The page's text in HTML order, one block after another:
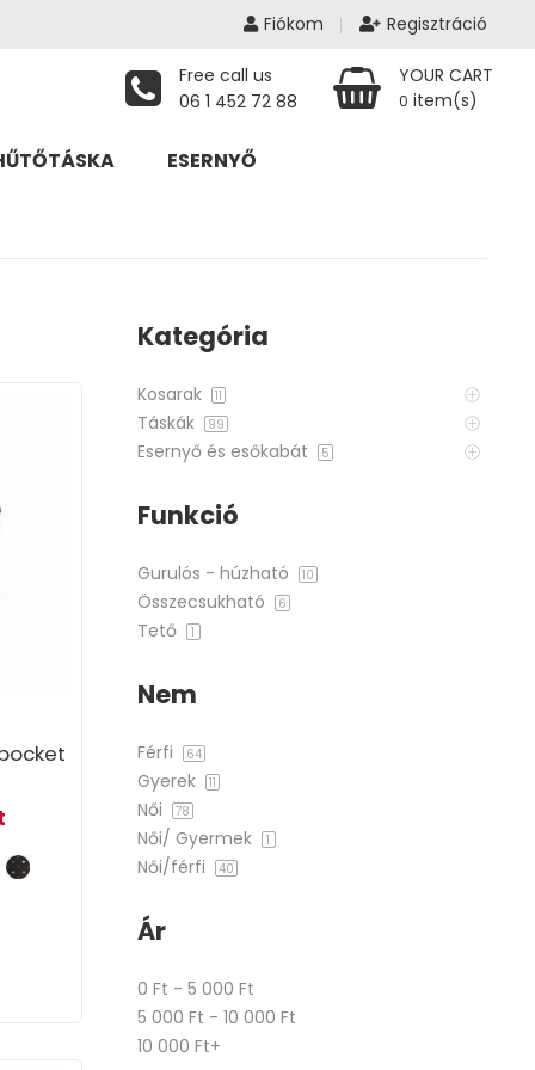
Fiókom Regisztráció
Free call us
06 1 452 72 88
YOUR CART
0 item(s)
ESERNYŐ
was: 8 990 Ft.
Current price is: 7 190 Ft.
Kategória
Kosarak 11
Táskák 99
Esernyő és esőkabát 5
Funkció
Gurulós - húzható 10
Összecsukható 6
Tető 1
Nem
Férfi 64
Gyerek 11
Női 78
Női/ Gyermek 1
Női/férfi 40
Ár
0 Ft - 5 000 Ft
5 000 Ft - 10 000 Ft
10 000 Ft+